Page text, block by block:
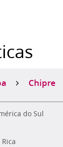
Chipre
do Sul